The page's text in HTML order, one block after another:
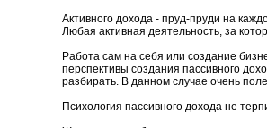
Активного дохода - пруд-пруди на
Любая активная деятельность, за
Работа сам на себя или создание
перспективы создания пассивного
разбирать. В данном случае очень
Психология пассивного дохода не